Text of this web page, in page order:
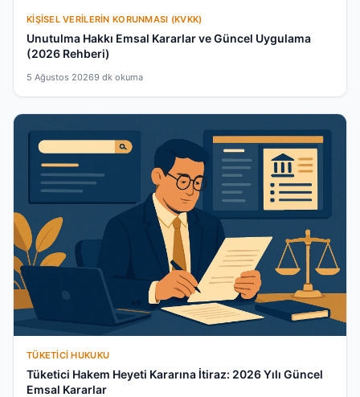
KIŞISEL VERILERIN KORUNMASI (KVKK)
Unutulma Hakkı Emsal Kararlar ve Güncel Uygulama
(2026 Rehberi)
5 Ağustos 20269 dk okuma
TÜKETICI HUKUKU
Tüketici Hakem Heyeti Kararına İtiraz: 2026 Yılı Güncel
Emsal Kararlar